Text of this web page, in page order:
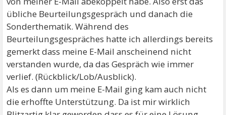
übliche Beurteilungsgespräch und danach die
Sonderthematik. Während des
Beurteilungsgespräches hatte ich allerdings bereits
gemerkt dass meine E-Mail anscheinend nicht
verstanden wurde, da das Gespräch wie immer
verlief. (Rückblick/Lob/Ausblick).
Als es dann um meine E-Mail ging kam auch nicht
die erhoffte Unterstützung. Da ist mir wirklich